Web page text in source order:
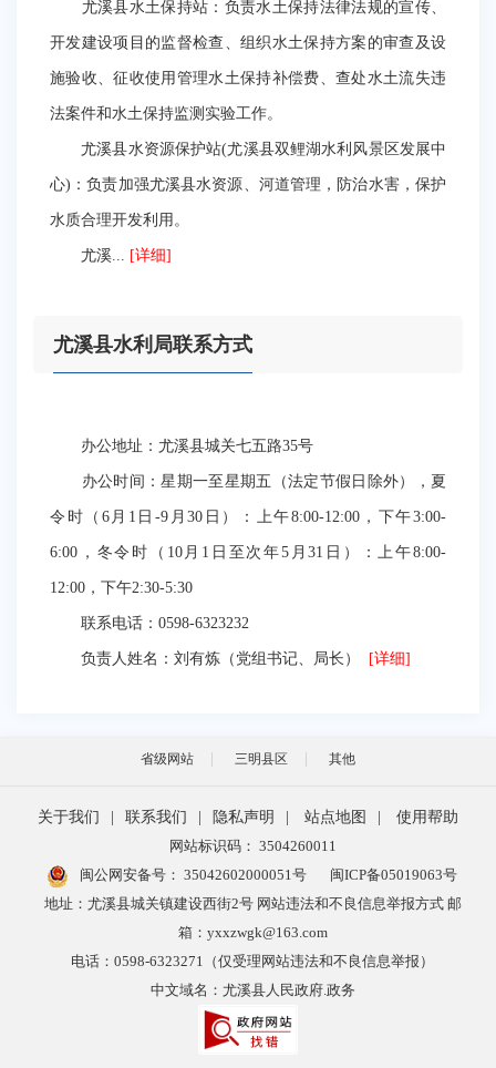
尤溪县水土保持站：负责水土保持法律法规的宣传、
开发建设项目的监督检查、组织水土保持方案的审查及设
施验收、征收使用管理水土保持补偿费、查处水土流失违
法案件和水土保持监测实验工作。
尤溪县水资源保护站(尤溪县双鲤湖水利风景区发展中
心)：负责加强尤溪县水资源、河道管理，防治水害，保护
水质合理开发利用。
尤溪... [详细]
尤溪县水利局联系方式
办公地址：尤溪县城关七五路35号
办公时间：星期一至星期五（法定节假日除外），夏
令时（6月1日-9月30日）：上午8:00-12:00，下午3:00-
6:00，冬令时（10月1日至次年5月31日）：上午8:00-
12:00，下午2:30-5:30
联系电话：0598-6323232
负责人姓名：刘有炼（党组书记、局长） [详细]
省级网站 三明县区 其他
关于我们 联系我们 隐私声明 站点地图
使用帮助
网站标识码： 3504260011
闽公网安备号： 35042602000051号
闽ICP备05019063号
地址：尤溪县城关镇建设西街2号 网站违法和不良信息举报方式 邮
箱：yxxzwgk@163.com
电话：0598-6323271（仅受理网站违法和不良信息举报）
中文域名：尤溪县人民政府.政务